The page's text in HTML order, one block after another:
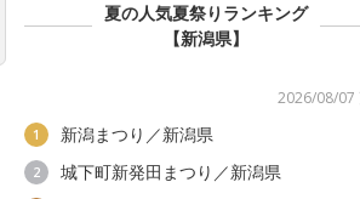
夏の人気夏祭りランキング
【新潟県】
2026/08/07
1 新潟まつり／新潟県
2 城下町新発田まつり／新潟県